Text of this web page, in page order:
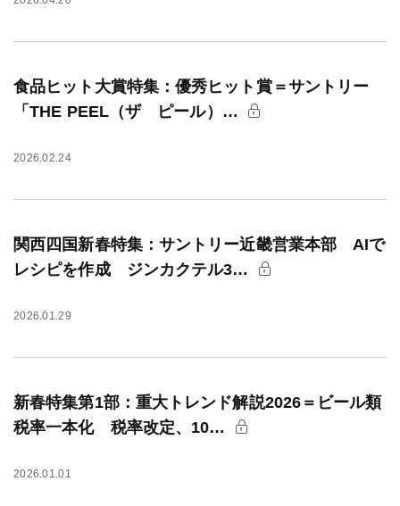
食品ヒット大賞特集：優秀ヒット賞＝サントリー
「THE PEEL（ザ ピール）…
2026.02.24
関西四国新春特集：サントリー近畿営業本部 AIで
レシピを作成 ジンカクテル3…
2026.01.29
新春特集第1部：重大トレンド解説2026＝ビール類
税率一本化 税率改定、10…
2026.01.01